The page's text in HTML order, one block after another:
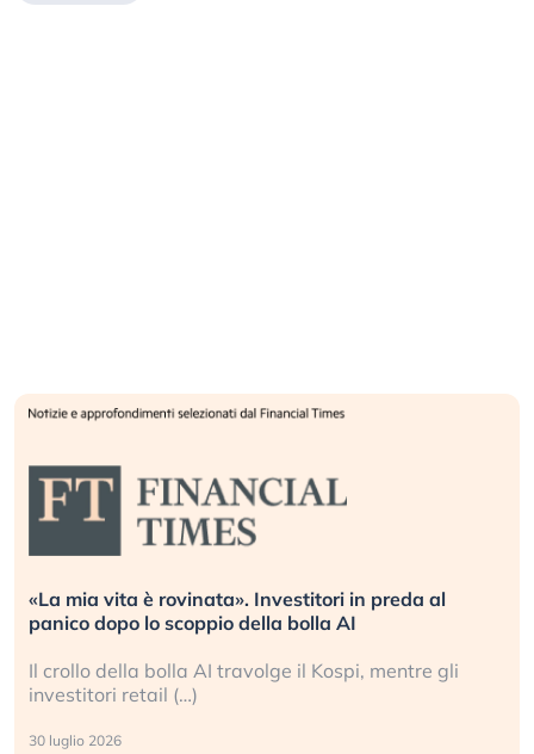
«La mia vita è rovinata». Investitori in preda al
panico dopo lo scoppio della bolla AI
Il crollo della bolla AI travolge il Kospi, mentre gli
investitori retail (…)
30 luglio 2026